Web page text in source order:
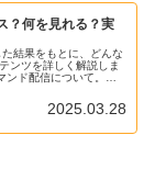
？何を見れる？実
結果をもとに、どんな
ンツを詳しく解説しま
ンド配信について。申
2025.03.28